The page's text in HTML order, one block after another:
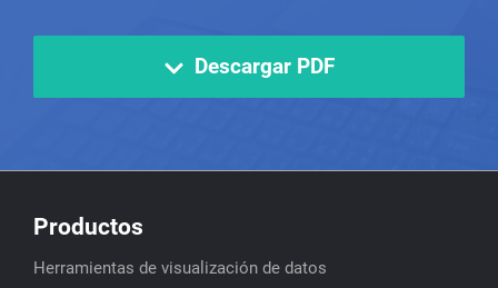
Descargar PDF
Productos
Herramientas de visualización de datos